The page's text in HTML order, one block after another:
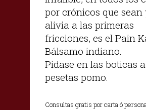
por crónicos que sean
alivia a las primeras
fricciones, es el Pain
Bálsamo indiano.
Pídase en las boticas
pesetas pomo.
Consultas gratis por carta ó